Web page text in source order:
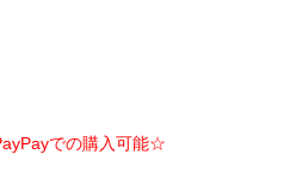
での購入可能☆